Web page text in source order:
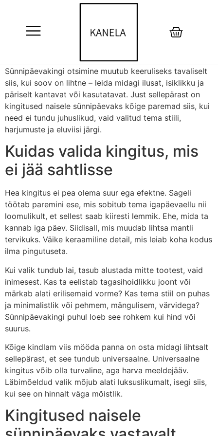
Sünnipäevakingi otsimine muutub keeruliseks tavaliselt
siis, kui soov on lihtne – leida midagi ilusat, isiklikku ja
päriselt kantavat või kasutatavat. Just sellepärast on
kingitused naisele sünnipäevaks kõige paremad siis, kui
need ei tundu juhuslikud, vaid valitud tema stiili,
harjumuste ja eluviisi järgi.
Kuidas valida kingitus, mis
ei jää sahtlisse
Hea kingitus ei pea olema suur ega efektne. Sageli
töötab paremini ese, mis sobitub tema igapäevaellu nii
loomulikult, et sellest saab kiiresti lemmik. Ehe, mida ta
kannab iga päev. Siidisall, mis muudab lihtsa mantli
tervikuks. Väike keraamiline detail, mis leiab koha kodus
ilma pingutuseta.
Kui valik tundub lai, tasub alustada mitte tootest, vaid
inimesest. Kas ta eelistab tagasihoidlikku joont või
märkab alati erilisemaid vorme? Kas tema stiil on puhas
ja minimalistlik või pehmem, mängulisem, värvidega?
Sünnipäevakingi puhul loeb see rohkem kui hind või
suurus.
Kõige kindlam viis mööda panna on osta midagi lihtsalt
sellepärast, et see tundub universaalne. Universaalne
kingitus võib olla turvaline, aga harva meeldejääv.
Läbimõeldud valik mõjub alati luksuslikumalt, isegi siis,
kui see on hinnalt väga mõistlik.
Kingitused naisele